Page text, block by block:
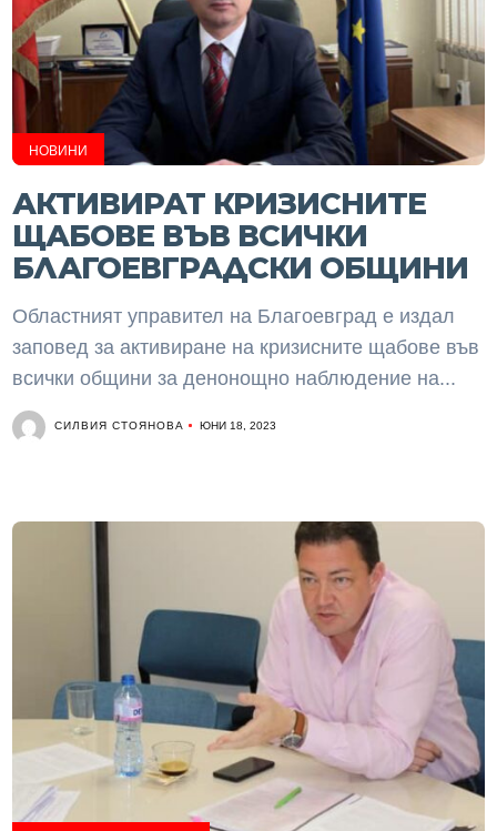
НОВИНИ
АКТИВИРАТ КРИЗИСНИТЕ
ЩАБОВЕ ВЪВ ВСИЧКИ
БЛАГОЕВГРАДСКИ ОБЩИНИ
Областният управител на Благоевград е издал
заповед за активиране на кризисните щабове във
всички общини за денонощно наблюдение на...
СИЛВИЯ СТОЯНОВА ЮНИ 18, 2023